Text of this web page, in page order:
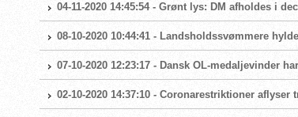
04-11-2020 14:45:54 - Grønt lys: DM afholdes i
08-10-2020 10:44:41 - Landsholdssvømmere
07-10-2020 12:23:17 - Dansk OL-medaljevinder
02-10-2020 14:37:10 - Coronarestriktioner